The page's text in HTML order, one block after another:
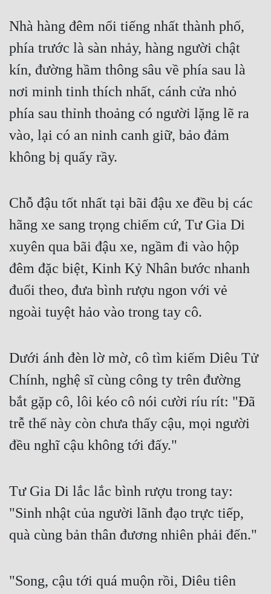
Nhà hàng đêm nổi tiếng nhất thành phố,
phía trước là sàn nhảy, hàng người chật
kín, đường hầm thông sâu về phía sau là
nơi minh tinh thích nhất, cánh cửa nhỏ
phía sau thỉnh thoảng có người lặng lẽ ra
vào, lại có an ninh canh giữ, bảo đảm
không bị quấy rầy.
Chỗ đậu tốt nhất tại bãi đậu xe đều bị các
hãng xe sang trọng chiếm cứ, Tư Gia Di
xuyên qua bãi đậu xe, ngầm đi vào hộp
đêm đặc biệt, Kinh Kỷ Nhân bước nhanh
đuổi theo, đưa bình rượu ngon với vẻ
ngoài tuyệt hảo vào trong tay cô.
Dưới ánh đèn lờ mờ, cô tìm kiếm Diêu Tử
Chính, nghệ sĩ cùng công ty trên đường
bắt gặp cô, lôi kéo cô nói cười ríu rít: "Đã
trễ thế này còn chưa thấy cậu, mọi người
đều nghĩ cậu không tới đấy."
Tư Gia Di lắc lắc bình rượu trong tay:
"Sinh nhật của người lãnh đạo trực tiếp,
quà cùng bản thân đương nhiên phải đến."
"Song, cậu tới quá muộn rồi, Diêu tiên